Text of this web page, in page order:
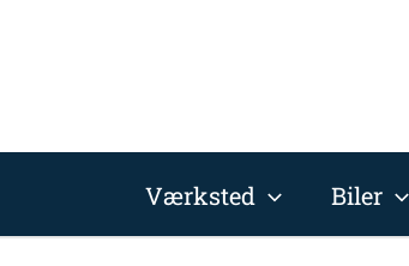
Værksted Biler